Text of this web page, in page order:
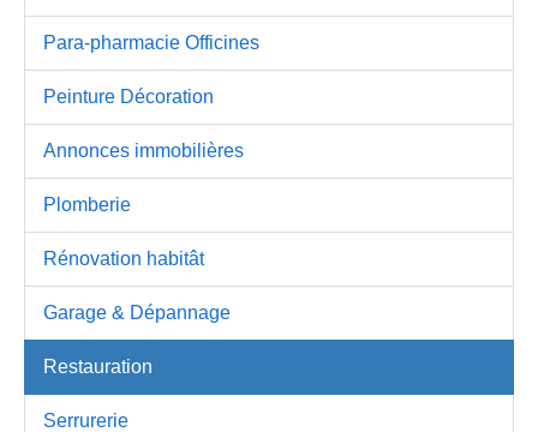
Para-pharmacie Officines
Peinture Décoration
Annonces immobilières
Plomberie
Rénovation habitât
Garage & Dépannage
Restauration
Serrurerie